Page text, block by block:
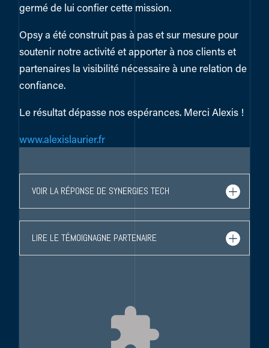
germé de lui confier cette mission.
Opsy a été construit pas à pas et sur mesure pour
soutenir notre activité et apporter à nos clients et
partenaires la visibilité nécessaire à une relation de
confiance.
Le résultat dépasse nos espérances. Merci Alexis !
www.alexislaurier.fr
VOIR LA RÉPONSE DE SYNERGIES TECH
LIRE LE TÉMOIGNAGNE PARTENAIRE